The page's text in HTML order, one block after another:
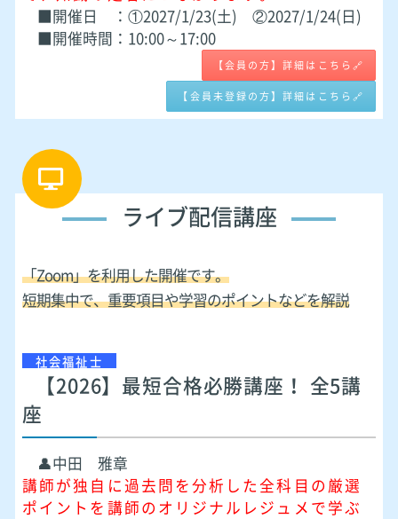
■開催日 ：①2027/1/23(土) ②2027/1/24(日)
■開催時間：10:00～17:00
【会員の方】詳細はこちら🔗
【会員未登録の方】詳細はこちら🔗
ライブ配信講座
「Zoom」を利用した開催です。
短期集中で、重要項目や学習のポイントなどを解説
社会福祉士
【2026】最短合格必勝講座！ 全5講
座
👤中田 雅章
講師が独自に過去問を分析した全科目の厳選
ポイントを講師のオリジナルレジュメで学ぶ